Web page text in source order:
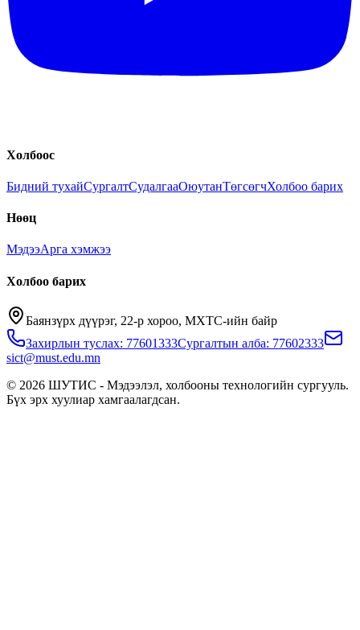
Холбоос
Бидний тухайСургалтСудалгааОюутанТөгсөгчХолбоо барих
Нөөц
МэдээАрга хэмжээ
Холбоо барих
Баянзүрх дүүрэг, 22-р хороо, МХТС-ийн байр
Захирлын туслах: 77601333Сургалтын алба: 77602333
sict@must.edu.mn
© 2026 ШУТИС - Мэдээлэл, холбооны технологийн сургууль.
Бүх эрх хуулиар хамгаалагдсан.